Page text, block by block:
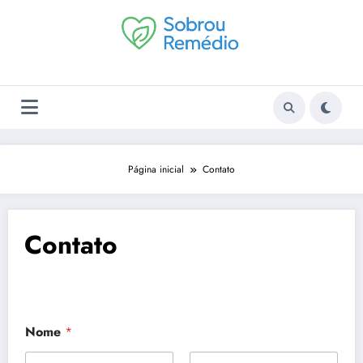
Página inicial Contato
Contato
Nome *